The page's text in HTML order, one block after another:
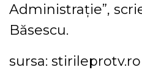
Administraţie”,
Băsescu.
sursa: stirileprotv.ro